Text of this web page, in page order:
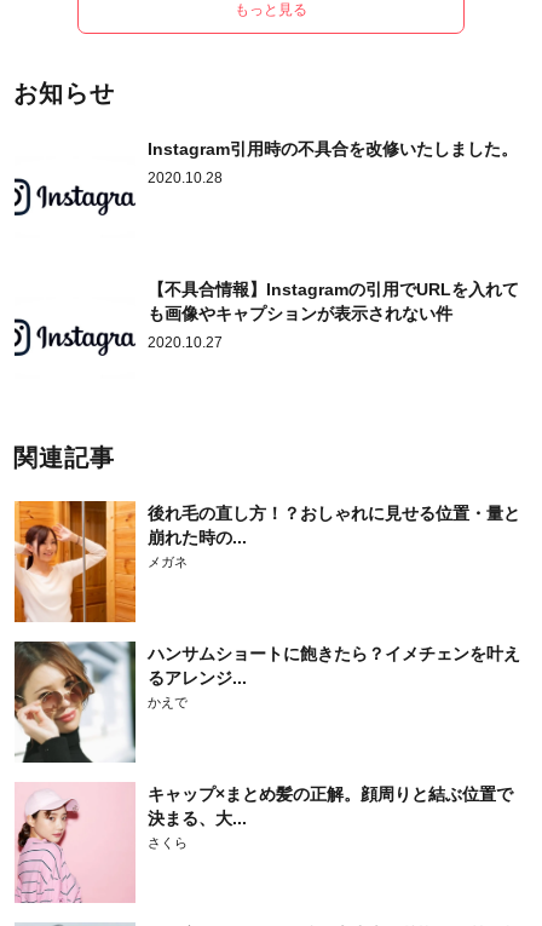
もっと見る
お知らせ
Instagram引用時の不具合を改修いたしました。
2020.10.28
【不具合情報】Instagramの引用でURLを入れて
も画像やキャプションが表示されない件
2020.10.27
関連記事
後れ毛の直し方！？おしゃれに見せる位置・量と
崩れた時の...
メガネ
ハンサムショートに飽きたら？イメチェンを叶え
るアレンジ...
かえで
キャップ×まとめ髪の正解。顔周りと結ぶ位置で
決まる、大...
さくら